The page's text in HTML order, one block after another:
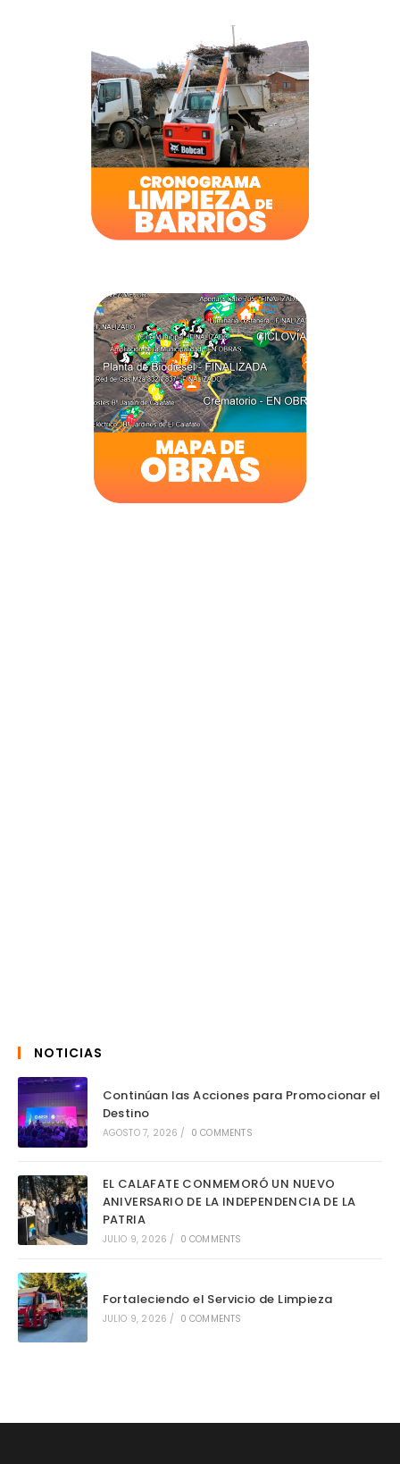
NOTICIAS
Continúan las Acciones para Promocionar el
Destino
AGOSTO 7, 2026 / 0 COMMENTS
EL CALAFATE CONMEMORÓ UN NUEVO
ANIVERSARIO DE LA INDEPENDENCIA DE LA
PATRIA
JULIO 9, 2026 / 0 COMMENTS
Fortaleciendo el Servicio de Limpieza
JULIO 9, 2026 / 0 COMMENTS